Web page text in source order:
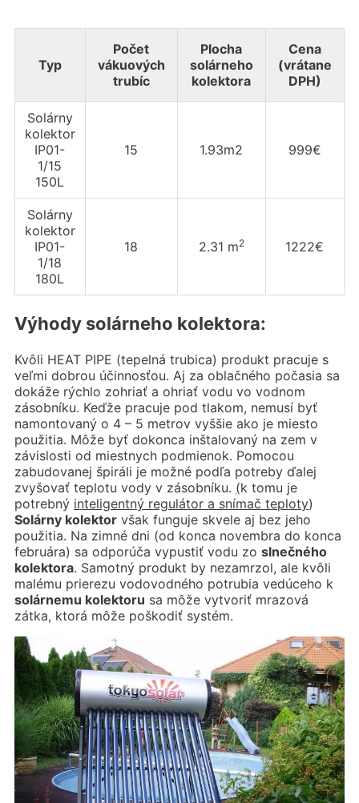
Typ
Počet
vákuových
trubíc
Plocha
solárneho
kolektora
Cena
(vrátane
DPH)
Solárny
kolektor
IP01-
1/15
150L
15 1.93m2 999€
Solárny
kolektor
IP01-
1/18
180L
18 2.31 m2 1222€
Výhody solárneho kolektora:
Kvôli HEAT PIPE (tepelná trubica) produkt pracuje s
veľmi dobrou účinnosťou. Aj za oblačného počasia sa
dokáže rýchlo zohriať a ohriať vodu vo vodnom
zásobníku. Keďže pracuje pod tlakom, nemusí byť
namontovaný o 4 – 5 metrov vyššie ako je miesto
použitia. Môže byť dokonca inštalovaný na zem v
závislosti od miestnych podmienok. Pomocou
zabudovanej špiráli je možné podľa potreby ďalej
zvyšovať teplotu vody v zásobníku. (k tomu je
potrebný inteligentný regulátor a snímač teploty)
Solárny kolektorvšak funguje skvele aj bez jeho
použitia. Na zimné dni (od konca novembra do konca
februára) sa odporúča vypustiť vodu zo slnečného
kolektora. Samotný produkt by nezamrzol, ale kvôli
malému prierezu vodovodného potrubia vedúceho k
solárnemu kolektoru sa môže vytvoriť mrazová
zátka, ktorá môže poškodiť systém.